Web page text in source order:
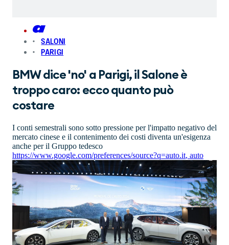
SALONI
PARIGI
BMW dice 'no' a Parigi, il Salone è
troppo caro: ecco quanto può
costare
I conti semestrali sono sotto pressione per l'impatto negativo del
mercato cinese e il contenimento dei costi diventa un'esigenza
anche per il Gruppo tedesco
https://www.google.com/preferences/source?q=auto.it, auto